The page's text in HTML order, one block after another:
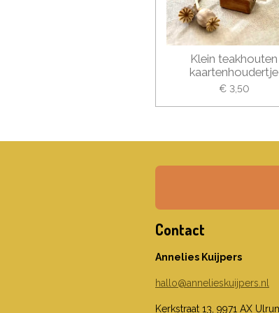
Klein teakhouten
kaartenhoudertje
€ 3,50
Contact
Annelies Kuijpers
hallo@annelieskuijpers.nl
Kerkstraat 13, 9971 AX